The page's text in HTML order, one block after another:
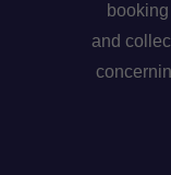
and